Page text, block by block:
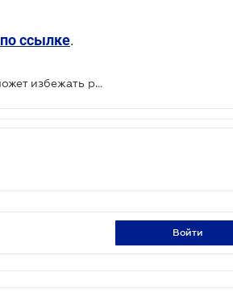
по ссылке.
Карта рисков 2023 – информация, которая поможет избежать рисков военного времени
войти